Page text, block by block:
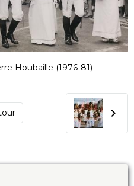
Houbaille (1976-81)